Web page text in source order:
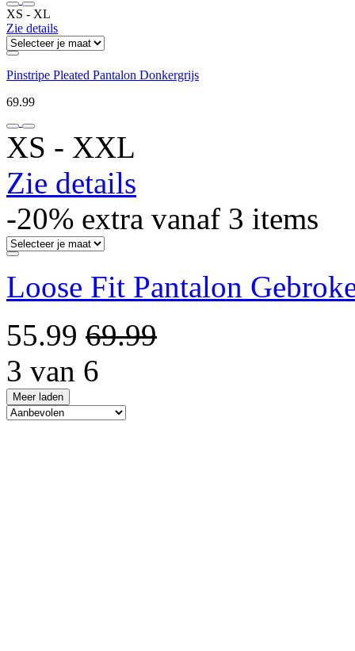
XS ‐ XL
Zie details
Pinstripe Pleated Pantalon Donkergrijs
69.99
XS ‐ XXL
Zie details
-20% extra vanaf 3 items
Loose Fit Pantalon
55.99 69.99
3 van 6
Meer laden